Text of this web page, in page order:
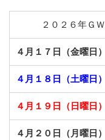
２０２６年ＧＷ
４月１７日（金曜日）
４月１８日（土曜日）
４月１９日（日曜日）
４月２０日（月曜日）